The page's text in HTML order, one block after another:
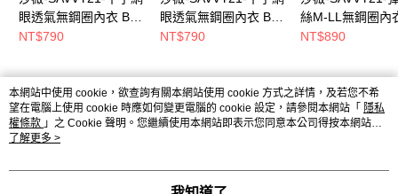
眼透氣無鋼圈內衣 B-C
罩杯內衣(黑)
NT$790
眼透氣無鋼圈內衣 B-C
罩杯內衣(米白)
NT$790
絲M-LL無鋼圈內
色) QBB008NQ
NT$890
熱門標籤
本網站中使用 cookie，欲查詢有關本網站使用 cookie 方式之詳情，及若您不希
望在電腦上使用 cookie 時應如何變更電腦的 cookie 設定，請參閱本網站「 隱私
權條款 」之 Cookie 聲明。您繼續使用本網站即表示您同意本公司得按本網站使
用條款之 Cookie 聲明使用 cookie。
了解更多 >